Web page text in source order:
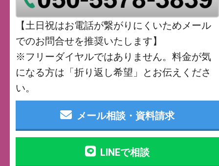
【土日祝はお電話が繋がりにくいためメール
でのお問合せを推奨いたします】
※フリーダイヤルではありません。料金が気
になる方は「折り返し希望」とお伝えくださ
い。
メール相談・資料請求
LINEで相談